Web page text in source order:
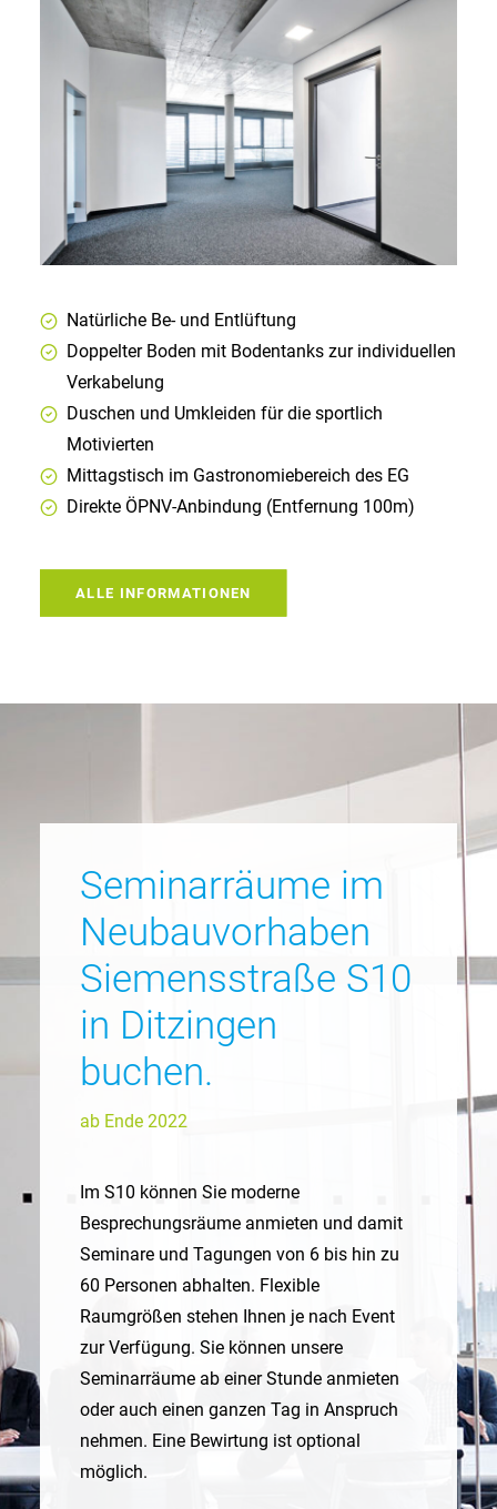
Natürliche Be- und Entlüftung
Doppelter Boden mit Bodentanks zur individuellen
Verkabelung
Duschen und Umkleiden für die sportlich
Motivierten
Mittagstisch im Gastronomiebereich des EG
Direkte ÖPNV-Anbindung (Entfernung 100m)
ALLE INFORMATIONEN
Seminarräume im
Neubauvorhaben
Siemensstraße S10
in Ditzingen
buchen.
ab Ende 2022
Im S10 können Sie moderne
Besprechungsräume anmieten und damit
Seminare und Tagungen von 6 bis hin zu
60 Personen abhalten. Flexible
Raumgrößen stehen Ihnen je nach Event
zur Verfügung. Sie können unsere
Seminarräume ab einer Stunde anmieten
oder auch einen ganzen Tag in Anspruch
nehmen. Eine Bewirtung ist optional
möglich.